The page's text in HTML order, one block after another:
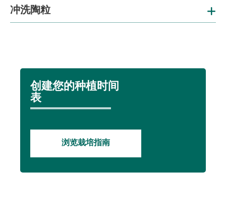
冲洗陶粒
创建您的种植时间
表
浏览栽培指南